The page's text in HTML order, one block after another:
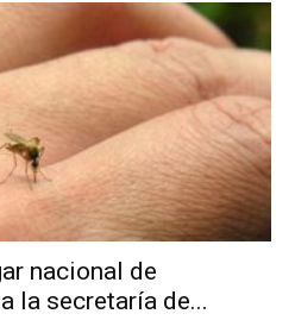
nacional de
la secretaría de...